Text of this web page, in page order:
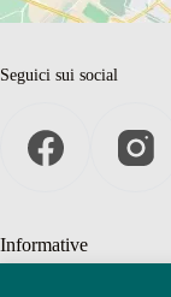
Seguici sui social
Informative